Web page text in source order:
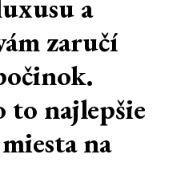
a
zaručí
to najlepšie
na